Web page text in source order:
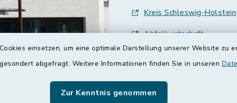
einsetzen, um eine optimale Darstellung unserer Website zu
abgefragt. Weitere Informationen finden Sie in unseren
Zur Kenntnis genommen
Kreis Schleswig-Holstein
Abfallwirtschaft
Grünes Binnenland
Schulverband Sieverstedt